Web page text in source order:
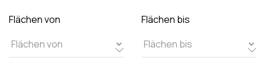
Flächen von Flächen bis